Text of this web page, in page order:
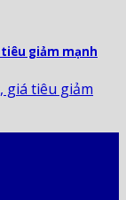
giảm mạnh
tiêu giảm